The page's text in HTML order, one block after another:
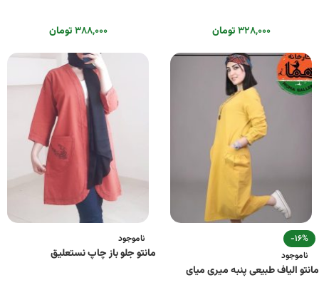
۳۲۸,۰۰۰ تومان ۳۸۸,۰۰۰ تومان
-16%
ناموجود
مانتو الیاف طبیعی پنبه میری میای
ناموجود
مانتو جلو باز چاپ نستعلیق